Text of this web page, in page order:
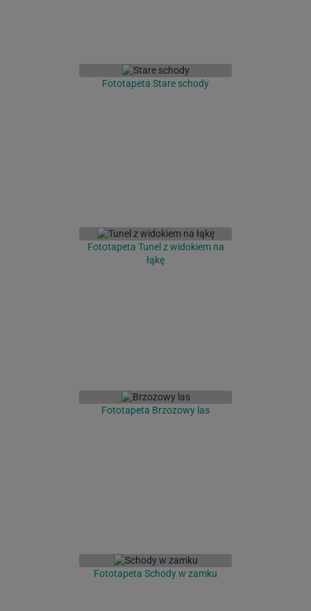
Fototapeta Stare schody
Fototapeta Tunel z widokiem na
łąkę
Fototapeta Brzozowy las
Fototapeta Schody w zamku